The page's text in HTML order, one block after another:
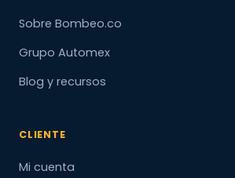
Sobre Bombeo.co
Grupo Automex
Blog y recursos
CLIENTE
Mi cuenta